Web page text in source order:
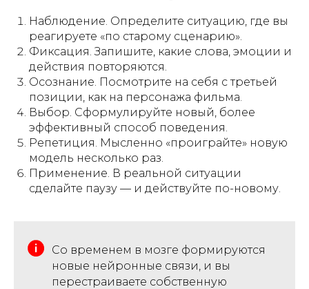
Наблюдение. Определите ситуацию, где вы
реагируете «по старому сценарию».
Фиксация. Запишите, какие слова, эмоции и
действия повторяются.
Осознание. Посмотрите на себя с третьей
позиции, как на персонажа фильма.
Выбор. Сформулируйте новый, более
эффективный способ поведения.
Репетиция. Мысленно «проиграйте» новую
модель несколько раз.
Применение. В реальной ситуации
сделайте паузу — и действуйте по-новому.
Со временем в мозге формируются
новые нейронные связи, и вы
перестраиваете собственную